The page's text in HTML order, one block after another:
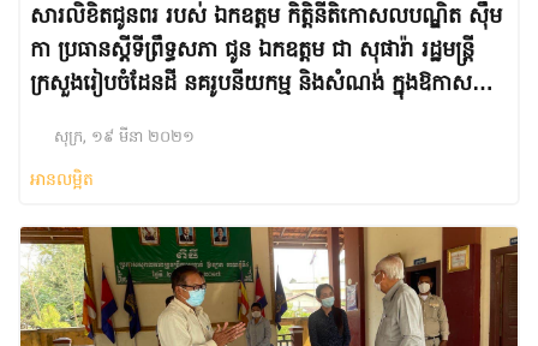
សារលិខិតជូនពរ របស់ ឯកឧត្តម កិត្តិនីតិកោសលបណ្ឌិត ស៊ឹម
កា ប្រធានស្តីទីព្រឹទ្ធសភា ជូន ឯកឧត្តម ជា សុផារ៉ា​​ រដ្ឋមន្ត្រី
ក្រសួងរៀបចំដែនដី នគរូបនីយកម្ម និងសំណង់ ក្នុងឱកាស
ចម្រើនព្រះជន្មាយុ
សុក្រ, ១៩ មីនា ២០២១
អានលម្អិត